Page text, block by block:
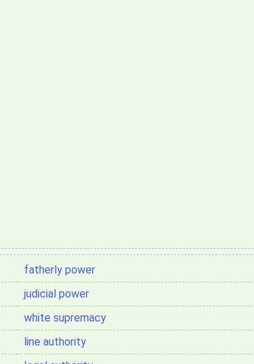
fatherly power
judicial power
white supremacy
line authority